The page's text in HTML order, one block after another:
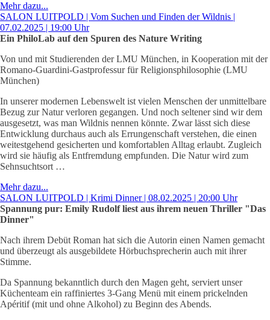
Mehr dazu...
SALON LUITPOLD | Vom Suchen und Finden der Wildnis |
07.02.2025 | 19:00 Uhr
Ein PhiloLab auf den Spuren des Nature Writing
Von und mit Studierenden der LMU München, in Kooperation mit der
Romano-Guardini-Gastprofessur für Religionsphilosophie (LMU
München)
In unserer modernen Lebenswelt ist vielen Menschen der unmittelbare
Bezug zur Natur verloren gegangen. Und noch seltener sind wir dem
ausgesetzt, was man Wildnis nennen könnte. Zwar lässt sich diese
Entwicklung durchaus auch als Errungenschaft verstehen, die einen
weitestgehend gesicherten und komfortablen Alltag erlaubt. Zugleich
wird sie häufig als Entfremdung empfunden. Die Natur wird zum
Sehnsuchtsort …
Mehr dazu...
SALON LUITPOLD | Krimi Dinner | 08.02.2025 | 20:00 Uhr
Spannung pur: Emily Rudolf liest aus ihrem neuen Thriller "Das
Dinner"
Nach ihrem Debüt Roman hat sich die Autorin einen Namen gemacht
und überzeugt als ausgebildete Hörbuchsprecherin auch mit ihrer
Stimme.
Da Spannung bekanntlich durch den Magen geht, serviert unser
Küchenteam ein raffiniertes 3-Gang Menü mit einem prickelnden
Apéritif (mit und ohne Alkohol) zu Beginn des Abends.